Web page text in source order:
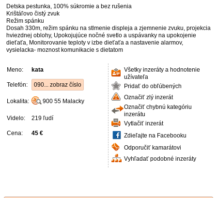
Detska pestunka, 100% súkromie a bez rušenia
Krištáľovo čistý zvuk
Režim spánku
Dosah 330m, režim spánku na stlmenie displeja a zjemnenie zvuku, projekcia
hviezdnej oblohy, Upokojujúce nočné svetlo a uspávanky na upokojenie
dieťaťa, Monitorovanie teploty v izbe dieťaťa a nastavenie alarmov,
vysielacka- moznost komunikacie s dietatom
Meno: kata
Telefón: 090... zobraz číslo
Lokalita: 900 55 Malacky
Videlo: 219 ľudí
Cena: 45 €
Všetky inzeráty a hodnotenie
užívateľa
Pridať do obľúbených
Označiť zlý inzerát
Označiť chybnú kategóriu
inzerátu
Vytlačiť inzerát
Zdieľajte na Facebooku
Odporučiť kamarátovi
Vyhľadať podobné inzeráty